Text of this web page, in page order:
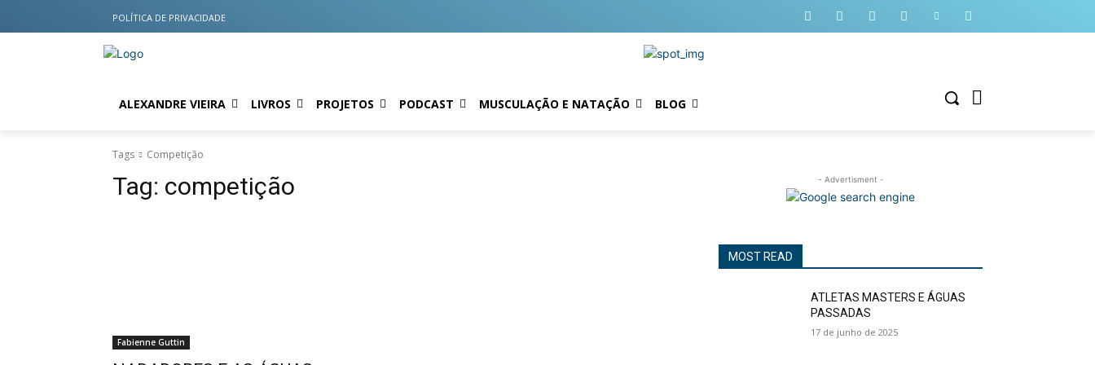
POLÍTICA DE PRIVACIDADE
ALEXANDRE VIEIRA LIVROS PROJETOS PODCAST MUSCULAÇÃO E NATAÇÃO BLOG
Tags Competição
Tag: competição
Fabienne Guttin
- Advertisment -
MOST READ
ATLETAS MASTERS E ÁGUAS
PASSADAS
17 de junho de 2025